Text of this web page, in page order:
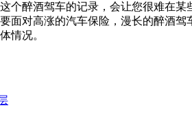
个醉酒驾车的记录，会让您很难在
面对高涨的汽车保险，漫长的醉酒
情况。